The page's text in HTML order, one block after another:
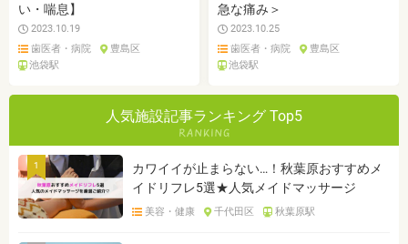
い・喘息】
2023.10.19
歯医者・病院
豊島区
池袋駅
急な痛み＞
2023.10.25
歯医者・病院
豊島区
池袋駅
人気施設記事ランキング Top5
1
カワイイが止まらない…！秋葉原おすすめメ
イドリフレ5選★人気メイドマッサージ
美容・健康 千代田区 秋葉原駅